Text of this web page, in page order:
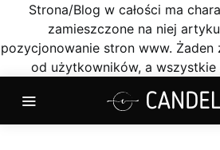
Strona/Blog w całości ma
zamieszczone na niej
pozycjonowanie stron www.
od użytkowników, a wszystkie